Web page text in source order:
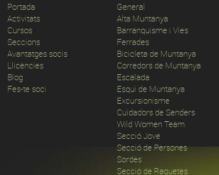
Portada
Activitats
Cursos
Seccions
Avantatges socis
Llicències
Blog
Fes-te soci
General
Alta Muntanya
Barranquisme i Vies
Ferrades
Bicicleta de Muntanya
Corredors de Muntanya
Escalada
Esqui de Muntanya
Excursionisme
Cuidadors de Senders
Wild Women Team
Secció Jove
Secció de Persones
Sordes
Secció de Raquetes